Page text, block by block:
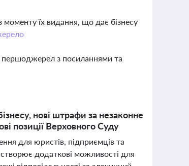
їх видання, що дає бізнесу
першоджерел з посиланнями та
нові штрафи за незаконне
позиції Верховного Суду
для юристів, підприємців та
додаткові можливості для